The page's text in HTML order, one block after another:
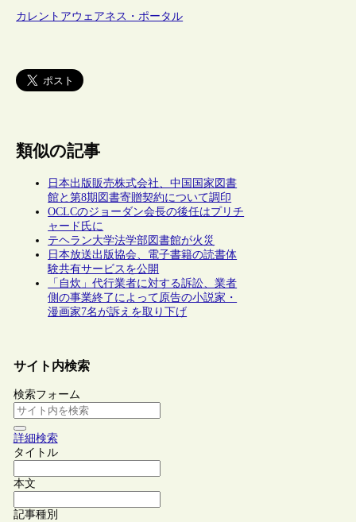
カレントアウェアネス・ポータル
類似の記事
日本出版販売株式会社、中国国家図書
館と第8期図書寄贈契約について調印
OCLCのジョーダン会長の後任はプリチ
ャード氏に
テヘラン大学法学部図書館が火災
日本放送出版協会、電子書籍の読書体
験共有サービスを公開
「自炊」代行業者に対する訴訟、業者
側の事業終了によって原告の小説家・
漫画家7名が訴えを取り下げ
サイト内検索
検索フォーム
詳細検索
タイトル
本文
記事種別